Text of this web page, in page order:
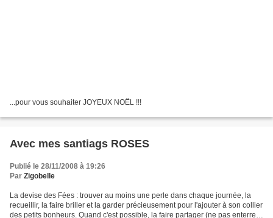
...pour vous souhaiter JOYEUX NOËL !!!
Avec mes santiags ROSES
Publié le 28/11/2008 à 19:26
Par Zigobelle
La devise des Fées : trouver au moins une perle dans chaque journée, la
recueillir, la faire briller et la garder précieusement pour l'ajouter à son collier
des petits bonheurs. Quand c'est possible, la faire partager (ne pas enterrer